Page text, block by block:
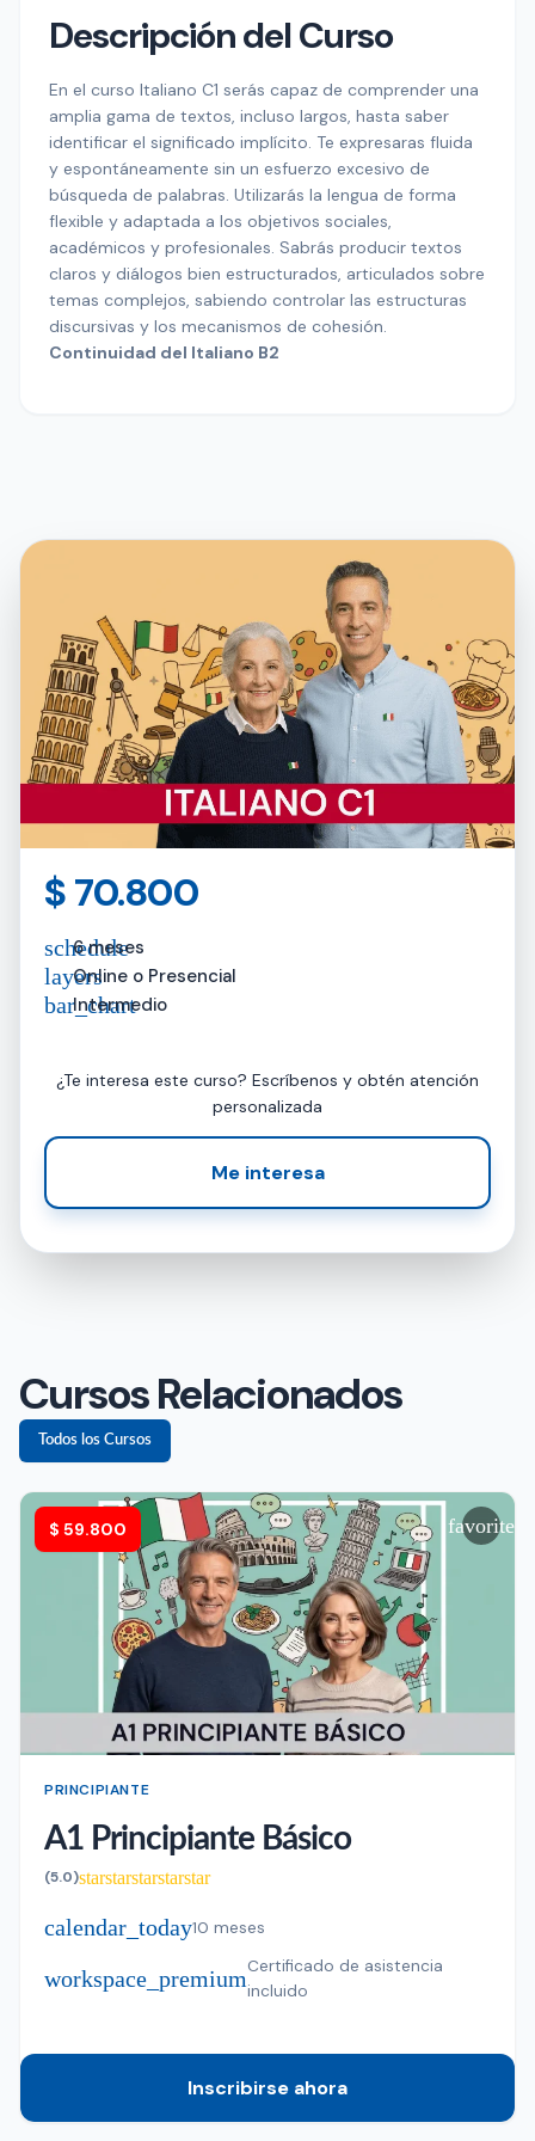
Descripción del Curso
En el curso Italiano C1 serás capaz de comprender una
amplia gama de textos, incluso largos, hasta saber
identificar el significado implícito. Te expresaras fluida
y espontáneamente sin un esfuerzo excesivo de
búsqueda de palabras. Utilizarás la lengua de forma
flexible y adaptada a los objetivos sociales,
académicos y profesionales. Sabrás producir textos
claros y diálogos bien estructurados, articulados sobre
temas complejos, sabiendo controlar las estructuras
discursivas y los mecanismos de cohesión.
Continuidad del Italiano B2
$70.800
schedule
6 meses
layersOnline o Presencial
bar_chart
Intermedio
¿Te interesa este curso? Escríbenos y obtén atención
personalizada
Me interesa
Cursos Relacionados
Todos los Cursos
$ 59.800 favorite
PRINCIPIANTE
A1 Principiante Básico
(5.0)starstarstarstarstar
calendar_today10 meses
workspace_premiumCertificado de asistencia
incluido
Inscribirse ahora